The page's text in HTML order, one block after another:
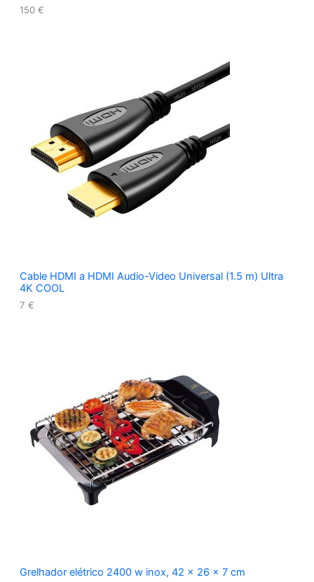
150 €
Cable HDMI a HDMI Audio-Video Universal (1.5 m) Ultra
4K COOL
7 €
Grelhador elétrico 2400 w inox, 42 x 26 x 7 cm